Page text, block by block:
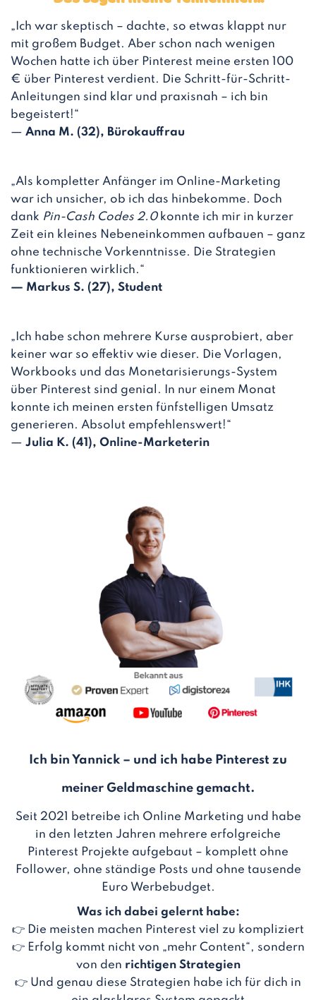
„Ich war skeptisch – dachte, so etwas klappt nur
mit großem Budget. Aber schon nach wenigen
Wochen hatte ich über Pinterest meine ersten 100
€ über Pinterest verdient. Die Schritt-für-Schritt-
Anleitungen sind klar und praxisnah – ich bin
begeistert!“
— Anna M. (32), Bürokauffrau
„Als kompletter Anfänger im Online-Marketing
war ich unsicher, ob ich das hinbekomme. Doch
dank Pin-Cash Codes 2.0konnte ich mir in kurzer
Zeit ein kleines Nebeneinkommen aufbauen – ganz
ohne technische Vorkenntnisse. Die Strategien
funktionieren wirklich.“
— Markus S. (27), Student
„Ich habe schon mehrere Kurse ausprobiert, aber
keiner war so effektiv wie dieser. Die Vorlagen,
Workbooks und das Monetarisierungs-System
über Pinterest sind genial. In nur einem Monat
konnte ich meinen ersten fünfstelligen Umsatz
generieren. Absolut empfehlenswert!“
— Julia K. (41), Online-Marketerin
Ich bin Yannick – und ich habe Pinterest zu
meiner Geldmaschine gemacht.
Seit 2021 betreibe ich Online Marketing und habe
in den letzten Jahren mehrere erfolgreiche
Pinterest Projekte aufgebaut – komplett ohne
Follower, ohne ständige Posts und ohne tausende
Euro Werbebudget.
Was ich dabei gelernt habe:
👉 Die meisten machen Pinterest viel zu kompliziert
👉 Erfolg kommt nicht von „mehr Content“, sondern
von den richtigen Strategien
👉 Und genau diese Strategien habe ich für dich in